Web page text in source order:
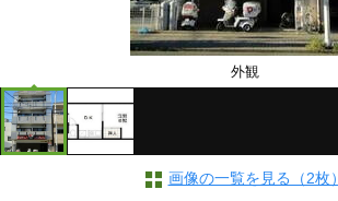
外観
画像の一覧を見る（2枚）